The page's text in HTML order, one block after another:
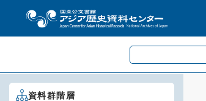
資料群階層